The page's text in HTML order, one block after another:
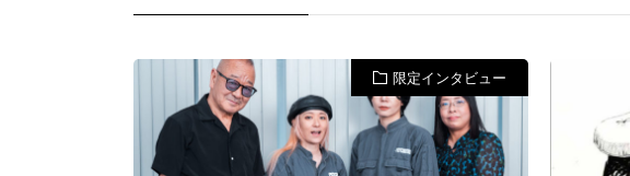
限定インタビュー